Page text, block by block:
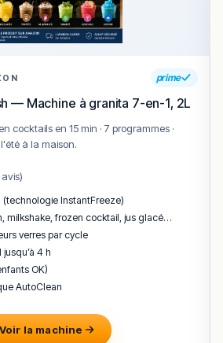
prime
— Machine à granita 7-en-1, 2L
à la maison.
(technologie InstantFreeze)
milkshake, frozen cocktail, jus glacé…
verres par cycle
4 h
OK)
AutoClean
la machine